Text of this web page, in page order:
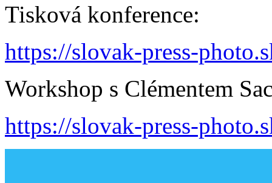
Tisková konference:
https://slovak-press-
Workshop s Clémentem
https://slovak-press-